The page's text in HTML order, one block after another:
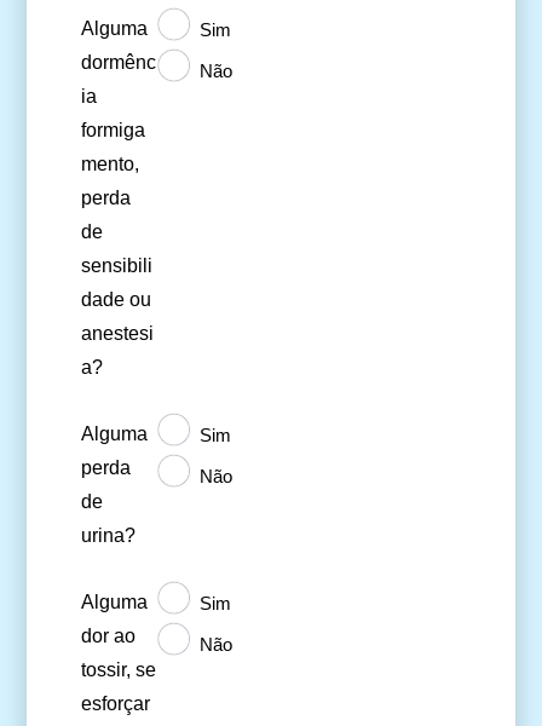
Alguma
dormênc
ia
formiga
mento,
perda
de
sensibili
dade ou
anestesi
a?
Sim
Não
Alguma
perda
de
urina?
Sim
Não
Alguma
dor ao
tossir, se
esforçar
Sim
Não